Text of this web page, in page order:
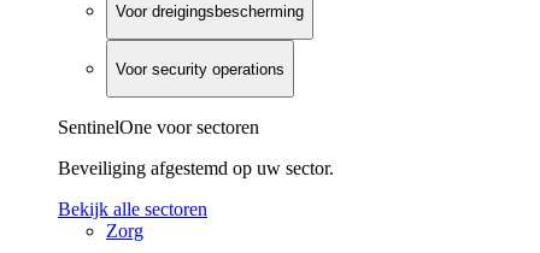
Voor dreigingsbescherming
Voor security operations
SentinelOne voor sectoren
Beveiliging afgestemd op uw sector.
Bekijk alle sectoren
Zorg